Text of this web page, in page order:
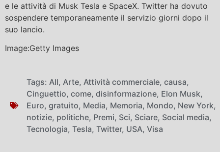
e le attività di Musk Tesla e SpaceX. Twitter ha dovuto
sospendere temporaneamente il servizio giorni dopo il
suo lancio.
Image:Getty Images
Tags: All, Arte, Attività commerciale, causa,
Cinguettio, come, disinformazione, Elon Musk,
Euro, gratuito, Media, Memoria, Mondo, New York,
notizie, politiche, Premi, Sci, Sciare, Social media,
Tecnologia, Tesla, Twitter, USA, Visa